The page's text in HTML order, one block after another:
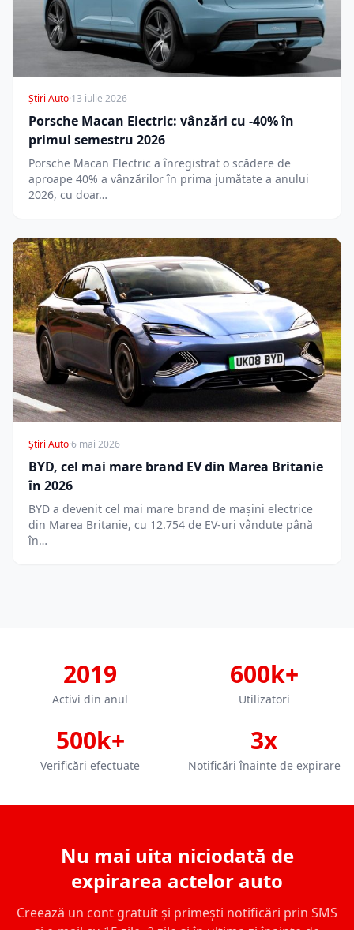
Știri Auto·13 iulie 2026
Porsche Macan Electric: vânzări cu -40% în
primul semestru 2026
Porsche Macan Electric a înregistrat o scădere de
aproape 40% a vânzărilor în prima jumătate a anului
2026, cu doar…
Știri Auto·6 mai 2026
BYD, cel mai mare brand EV din Marea Britanie
în 2026
BYD a devenit cel mai mare brand de mașini electrice
din Marea Britanie, cu 12.754 de EV-uri vândute până
în…
2019
Activi din anul
600k+
Utilizatori
500k+
Verificări efectuate
3x
Notificări înainte de expirare
Nu mai uita niciodată de
expirarea actelor auto
Creează un cont gratuit și primești notificări prin SMS